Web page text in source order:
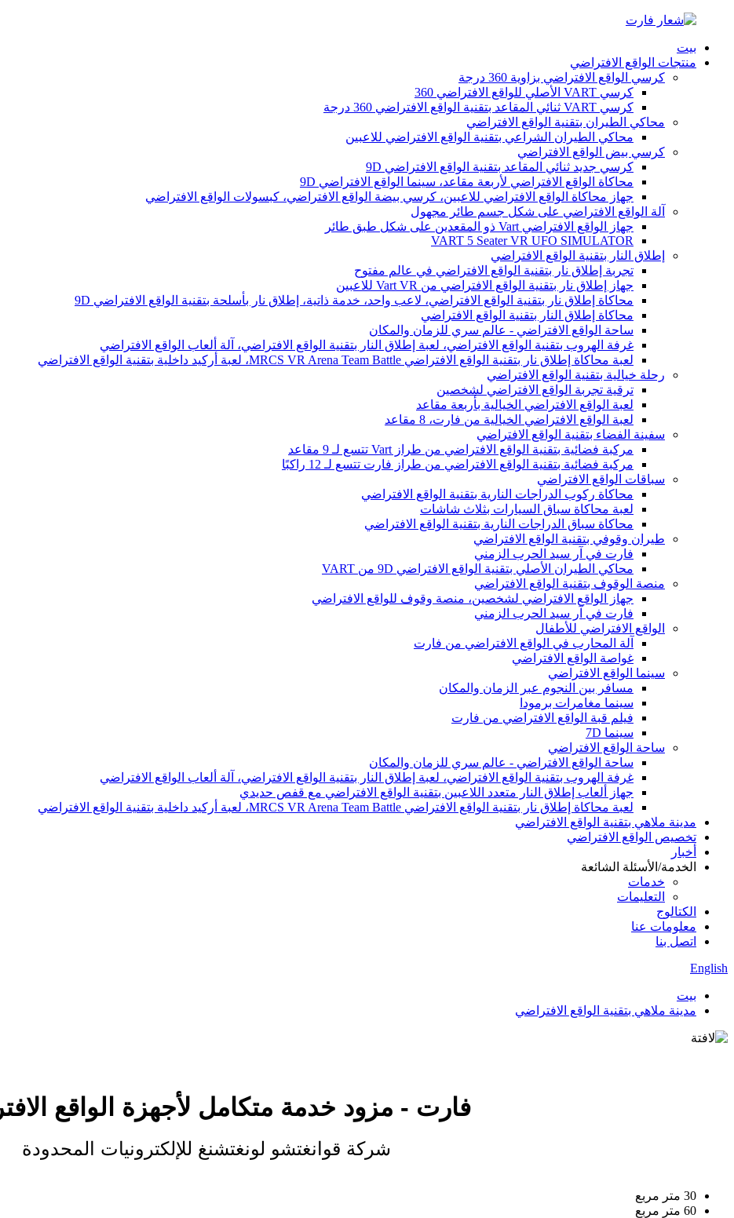
بيت
منتجات الواقع الافتراضي
كرسي الواقع الافتراضي بزاوية 360 درجة
كرسي VART الأصلي للواقع الافتراضي 360
كرسي VART ثنائي المقاعد بتقنية الواقع الافتراضي 360 درجة
محاكي الطيران بتقنية الواقع الافتراضي
محاكي الطيران الشراعي بتقنية الواقع الافتراضي للاعبين
كرسي بيض الواقع الافتراضي
كرسي جديد ثنائي المقاعد بتقنية الواقع الافتراضي 9D
محاكاة الواقع الافتراضي لأربعة مقاعد، سينما الواقع الافتراضي 9D
جهاز محاكاة الواقع الافتراضي للاعبين، كرسي بيضة الواقع الافتراضي، كبسولات الواقع الافتراضي
آلة الواقع الافتراضي على شكل جسم طائر مجهول
جهاز الواقع الافتراضي Vart ذو المقعدين على شكل طبق طائر
VART 5 Seater VR UFO SIMULATOR
إطلاق النار بتقنية الواقع الافتراضي
تجربة إطلاق نار بتقنية الواقع الافتراضي في عالم مفتوح
جهاز إطلاق نار بتقنية الواقع الافتراضي من Vart VR للاعبين
محاكاة إطلاق نار بتقنية الواقع الافتراضي، لاعب واحد، خدمة ذاتية، إطلاق نار بأسلحة بتقنية الواقع الافتراضي 9D
محاكاة إطلاق النار بتقنية الواقع الافتراضي
ساحة الواقع الافتراضي - عالم سري للزمان والمكان
غرفة الهروب بتقنية الواقع الافتراضي، لعبة إطلاق النار بتقنية الواقع الافتراضي، آلة ألعاب الواقع الافتراضي
لعبة محاكاة إطلاق نار بتقنية الواقع الافتراضي MRCS VR Arena Team Battle، لعبة أركيد داخلية بتقنية الواقع الافتراضي
رحلة خيالية بتقنية الواقع الافتراضي
ترقية تجربة الواقع الافتراضي لشخصين
لعبة الواقع الافتراضي الخيالية بأربعة مقاعد
لعبة الواقع الافتراضي الخيالية من فارت، 8 مقاعد
سفينة الفضاء بتقنية الواقع الافتراضي
مركبة فضائية بتقنية الواقع الافتراضي من طراز Vart تتسع لـ 9 مقاعد
مركبة فضائية بتقنية الواقع الافتراضي من طراز فارت تتسع لـ 12 راكبًا
سباقات الواقع الافتراضي
محاكاة ركوب الدراجات النارية بتقنية الواقع الافتراضي
لعبة محاكاة سباق السيارات بثلاث شاشات
محاكاة سباق الدراجات النارية بتقنية الواقع الافتراضي
طيران وقوفي بتقنية الواقع الافتراضي
فارت في آر سيد الحرب الزمني
محاكي الطيران الأصلي بتقنية الواقع الافتراضي 9D من VART
منصة الوقوف بتقنية الواقع الافتراضي
جهاز الواقع الافتراضي لشخصين، منصة وقوف للواقع الافتراضي
فارت في آر سيد الحرب الزمني
الواقع الافتراضي للأطفال
آلة المحارب في الواقع الافتراضي من فارت
غواصة الواقع الافتراضي
سينما الواقع الافتراضي
مسافر بين النجوم عبر الزمان والمكان
سينما مغامرات برمودا
فيلم قبة الواقع الافتراضي من فارت
سينما 7D
ساحة الواقع الافتراضي
ساحة الواقع الافتراضي - عالم سري للزمان والمكان
غرفة الهروب بتقنية الواقع الافتراضي، لعبة إطلاق النار بتقنية الواقع الافتراضي، آلة ألعاب الواقع الافتراضي
جهاز ألعاب إطلاق النار متعدد اللاعبين بتقنية الواقع الافتراضي مع قفص حديدي
لعبة محاكاة إطلاق نار بتقنية الواقع الافتراضي MRCS VR Arena Team Battle، لعبة أركيد داخلية بتقنية الواقع الافتراضي
مدينة ملاهي بتقنية الواقع الافتراضي
تخصيص الواقع الافتراضي
أخبار
الخدمة/الأسئلة الشائعة
خدمات
التعليمات
الكتالوج
معلومات عنا
اتصل بنا
English
بيت
مدينة ملاهي بتقنية الواقع الافتراضي
فارت - مزود خدمة متكامل لأجهزة الواقع
شركة قوانغتشو لونغتشنغ للإلكترونيات المحدودة
30 متر مربع
60 متر مربع